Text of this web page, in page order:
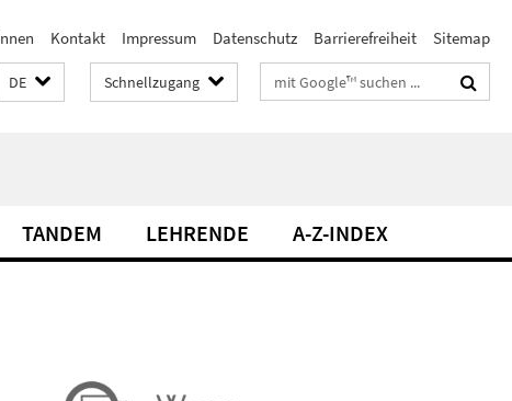
Kontakt Impressum Datenschutz Barrierefreiheit Sitemap
DE Schnellzugang Suchbegriffe
TANDEM LEHRENDE A-Z-INDEX